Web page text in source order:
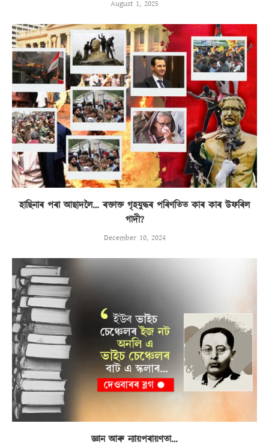
August 1, 2025
হাছিনাৰ পৰা আছাদলৈ… ৰক্তাক্ত গৃহযুদ্ধৰ পৰিণতিত কাৰ কাৰ উফৰিল
গাদী?
December 10, 2024
জ্ঞান আৰু ন্যায়পৰায়ণতা…